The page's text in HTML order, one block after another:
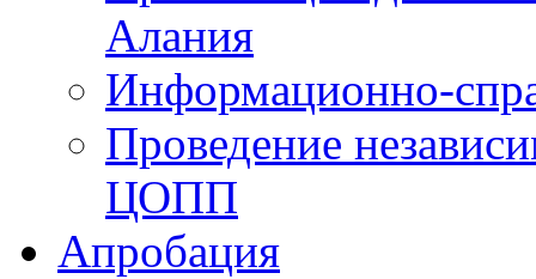
Алания
Информационно-
Проведение
ЦОПП
Апробация